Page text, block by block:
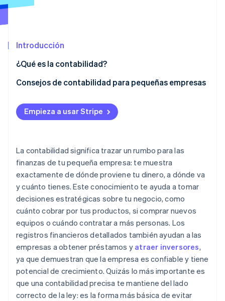
Constitución de una startup
Climate
Eliminación de dióxido de carbono
Identity
Sesiones de Stripe 2026
Descubre cómo Stripe construye la infraestructura
Mirar ahora
Stripe App Marketplace
Introducción
¿Qué es la contabilidad?
Consejos de contabilidad para pequeñas empresas
Separa los gastos personales de los del negocio
Usa un software de contabilidad
Automatiza los procesos manuales
Mantén registros detallados
Comprende las leyes de impuestos sobre las ventas
Categoriza los gastos
Gestiona el flujo de caja
Elige el método contable adecuado
Mantente al día con la contabilidad
Planifica los impuestos con anticipación
Empieza a usar Stripe
La contabilidad significa trazar un rumbo para las
finanzas de tu pequeña empresa: te muestra
exactamente de dónde proviene tu dinero, a dónde va
y cuánto tienes. Este conocimiento te ayuda a tomar
decisiones estratégicas sobre tu negocio, como
cuánto cobrar por tus productos, si comprar nuevos
equipos o cuándo contratar a más personas. Los
registros financieros detallados también ayudan a las
empresas a obtener préstamos y atraer inversores,
ya que demuestran que la empresa es confiable y tiene
potencial de crecimiento. Quizás lo más importante es
que una contabilidad precisa te mantiene del lado
correcto de la ley: es la forma más básica de evitar